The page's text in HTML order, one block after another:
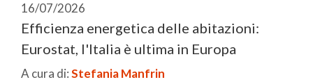
16/07/2026
Efficienza energetica delle abitazioni:
Eurostat, l'Italia è ultima in Europa
A cura di:Stefania Manfrin